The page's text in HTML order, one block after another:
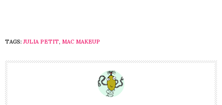
TAGS: JULIA PETIT, MAC MAKEUP